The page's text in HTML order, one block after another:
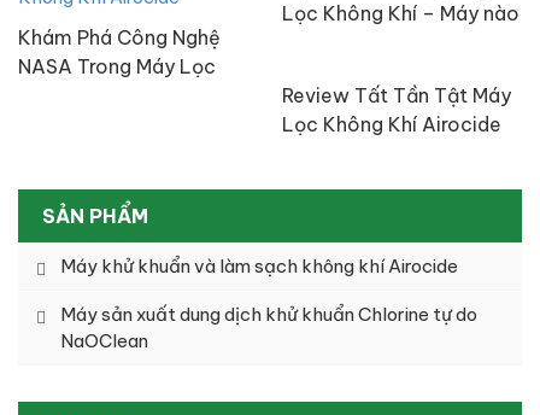
Khám Phá Công Nghệ
NASA Trong Máy Lọc
Lọc Không Khí – Máy nào
Review Tất Tần Tật Máy
Lọc Không Khí Airocide
SẢN PHẨM
Máy khử khuẩn và làm sạch không khí Airocide
Máy sản xuất dung dịch khử khuẩn Chlorine tự do
NaOClean